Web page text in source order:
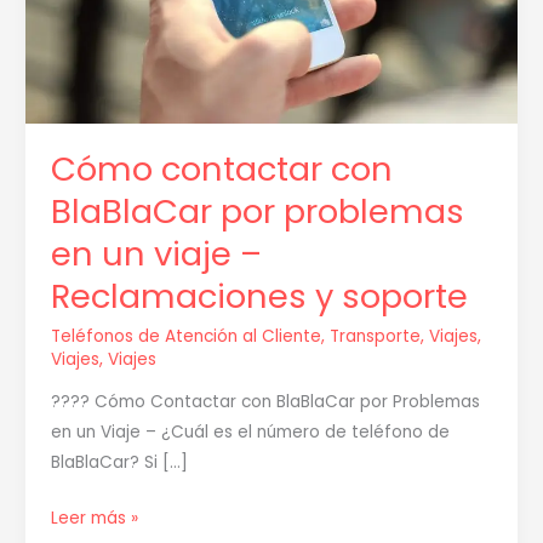
Cómo contactar con
BlaBlaCar por problemas
en un viaje –
Reclamaciones y soporte
Teléfonos de Atención al Cliente, Transporte, Viajes,
Viajes, Viajes
???? Cómo Contactar con BlaBlaCar por Problemas
en un Viaje – ¿Cuál es el número de teléfono de
BlaBlaCar? Si […]
Reclamaciones
soporte
Leer más »